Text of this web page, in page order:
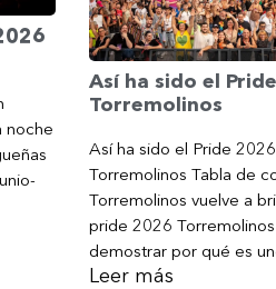
noche
Así ha sido el
Torremolinos
Así ha sido el Pride
Torremolinos Tabla de
Torremolinos vuelve a
pride 2026
demostrar por qué es
Leer más